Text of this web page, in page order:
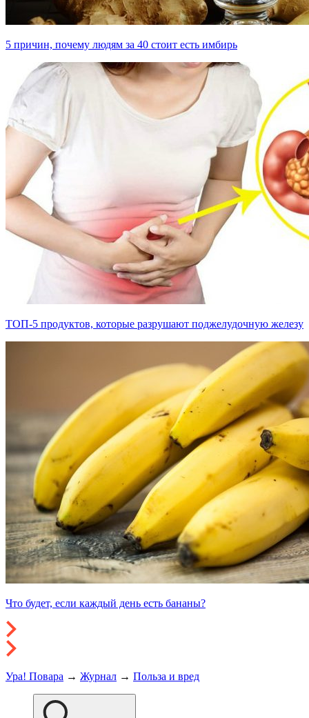
5 причин, почему людям за 40 стоит есть имбирь
ТОП-5 продуктов, которые разрушают поджелудочную железу
Что будет, если каждый день есть бананы?
Ура! Повара → Журнал → Польза и вред